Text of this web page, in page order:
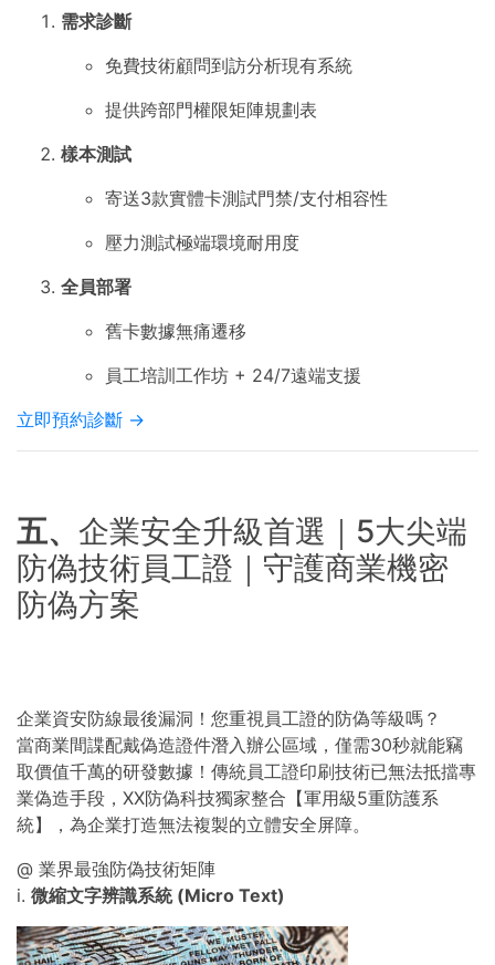
需求診斷
免費技術顧問到訪分析現有系統
提供跨部門權限矩陣規劃表
樣本測試
寄送3款實體卡測試門禁/支付相容性
壓力測試極端環境耐用度
全員部署
舊卡數據無痛遷移
員工培訓工作坊 + 24/7遠端支援
立即預約診斷 →
五、 企業安全升級首選｜5大尖端
防偽技術員工證｜守護商業機密
防偽方案
企業資安防線最後漏洞！您重視員工證的防偽等級嗎？
當商業間諜配戴偽造證件潛入辦公區域，僅需30秒就能竊
取價值千萬的研發數據！傳統員工證印刷技術已無法抵擋專
業偽造手段，XX防偽科技獨家整合【軍用級5重防護系
統】，為企業打造無法複製的立體安全屏障。
@ 業界最強防偽技術矩陣
i. 微縮文字辨識系統 (Micro Text)